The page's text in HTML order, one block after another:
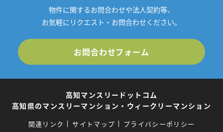
物件に関するお問合わせや法人契約等、
お気軽にリクエスト・お問合わせください。
お問合わせフォーム
高知マンスリードットコム
高知県のマンスリーマンション・ウィークリーマンション
関連リンク サイトマップ プライバシーポリシー